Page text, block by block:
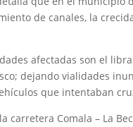
de canales, la
afectadas son el
dejando vialidades
que intentaban
carretera Comala – La